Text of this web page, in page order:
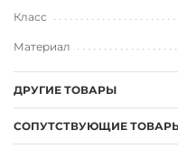
Класс
Материал
ДРУГИЕ ТОВАРЫ
СОПУТСТВУЮЩИЕ